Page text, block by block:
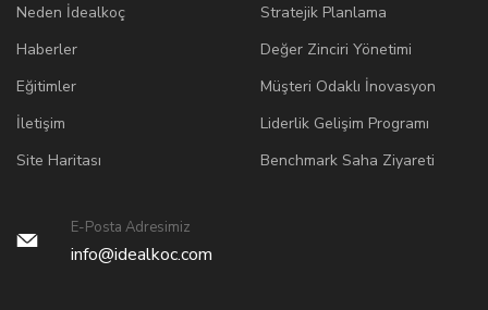
Neden İdealkoç
Haberler
Eğitimler
İletişim
Site Haritası
Stratejik Planlama
Değer Zinciri Yönetimi
Müşteri Odaklı İnovasyon
Liderlik Gelişim Programı
Benchmark Saha Ziyareti
E-Posta Adresimiz
info@idealkoc.com